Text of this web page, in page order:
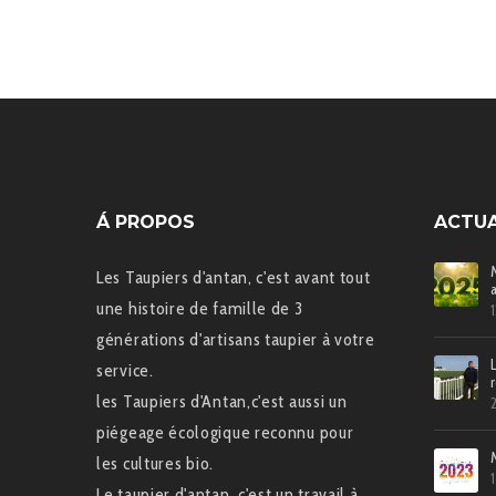
Á PROPOS
Les Taupiers d'antan, c'est avant tout
une histoire de famille de 3
générations d'artisans taupier à votre
service.
les Taupiers d'Antan,c'est aussi un
piégeage écologique reconnu pour
les cultures bio.